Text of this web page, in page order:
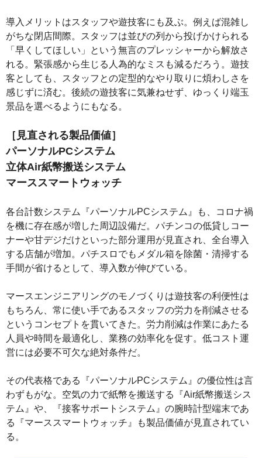
導入メリットはスタッフや遊技客にも及ぶ。例えば混雑し
がちな閉店間際。スタッフは並びの列から投げかけられる
「早くしてほしい」という無言のプレッシャーから解放さ
れる。緊張感から生じる人為的なミスも減るだろう。遊技
客としても、スタッフとの定型的なやり取りに煩わしさを
感じずに済む。後続の遊技客に気兼ねせず、ゆっくり端玉
景品を選べるようにもなる。
［見直される製品価値］
パーソナルPCシステム
立体Air紙幣搬送システム
マーススマートウォッチ
各台計数システム『パーソナルPCシステム』も、コロナ禍
を機に存在感が増した周辺設備だ。パチンコの低貸しコー
ナーや甘デジだけといった部分運用が見直され、全台導入
する店舗が増加。パチスロでもメダル箱を除菌・清掃する
手間が省けるとして、導入数が伸びている。
マースエンジニアリングのモノづくりは遊技客の利便性は
もちろん、常に使い手であるスタッフの労力を削減させる
というコンセプトを貫いてきた。労力削減は作業にあたる
人員や時間を最適化し、業務の効率化を促す。低コスト運
営には必要不可欠な絶対条件だ。
その代表格である『パーソナルPCシステム』の優位性は言
わずもがな。空気の力で紙幣を搬送する『Air紙幣搬送シス
テム』や、『接客サポートシステム』の腕時計型端末であ
る『マーススマートウォッチ』も製品価値が見直されてい
る。